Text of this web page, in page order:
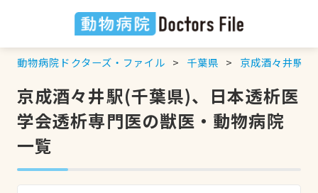
動物病院ドクターズ・ファイル 千葉県 京成酒々井駅
京成酒々井駅(千葉県)、日本透析医
学会透析専門医の獣医・動物病院
一覧